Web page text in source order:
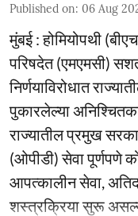
Published on: 06 Aug
मुंबई : होमियोपथी
परिषदेत (एमएमसी)
निर्णयाविरोधात
पुकारलेल्या
राज्यातील प्रमुख
(ओपीडी) सेवा पूर्णपणे
आपत्कालीन सेवा,
शस्त्रक्रिया सुरू